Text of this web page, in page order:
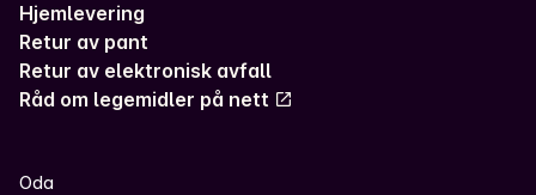
Hjemlevering
Retur av pant
Retur av elektronisk avfall
Råd om legemidler på nett
Oda